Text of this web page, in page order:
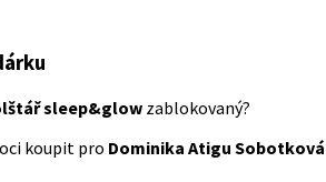
sleep&glow zablokovaný?
koupit pro Dominika Atigu Sobotková